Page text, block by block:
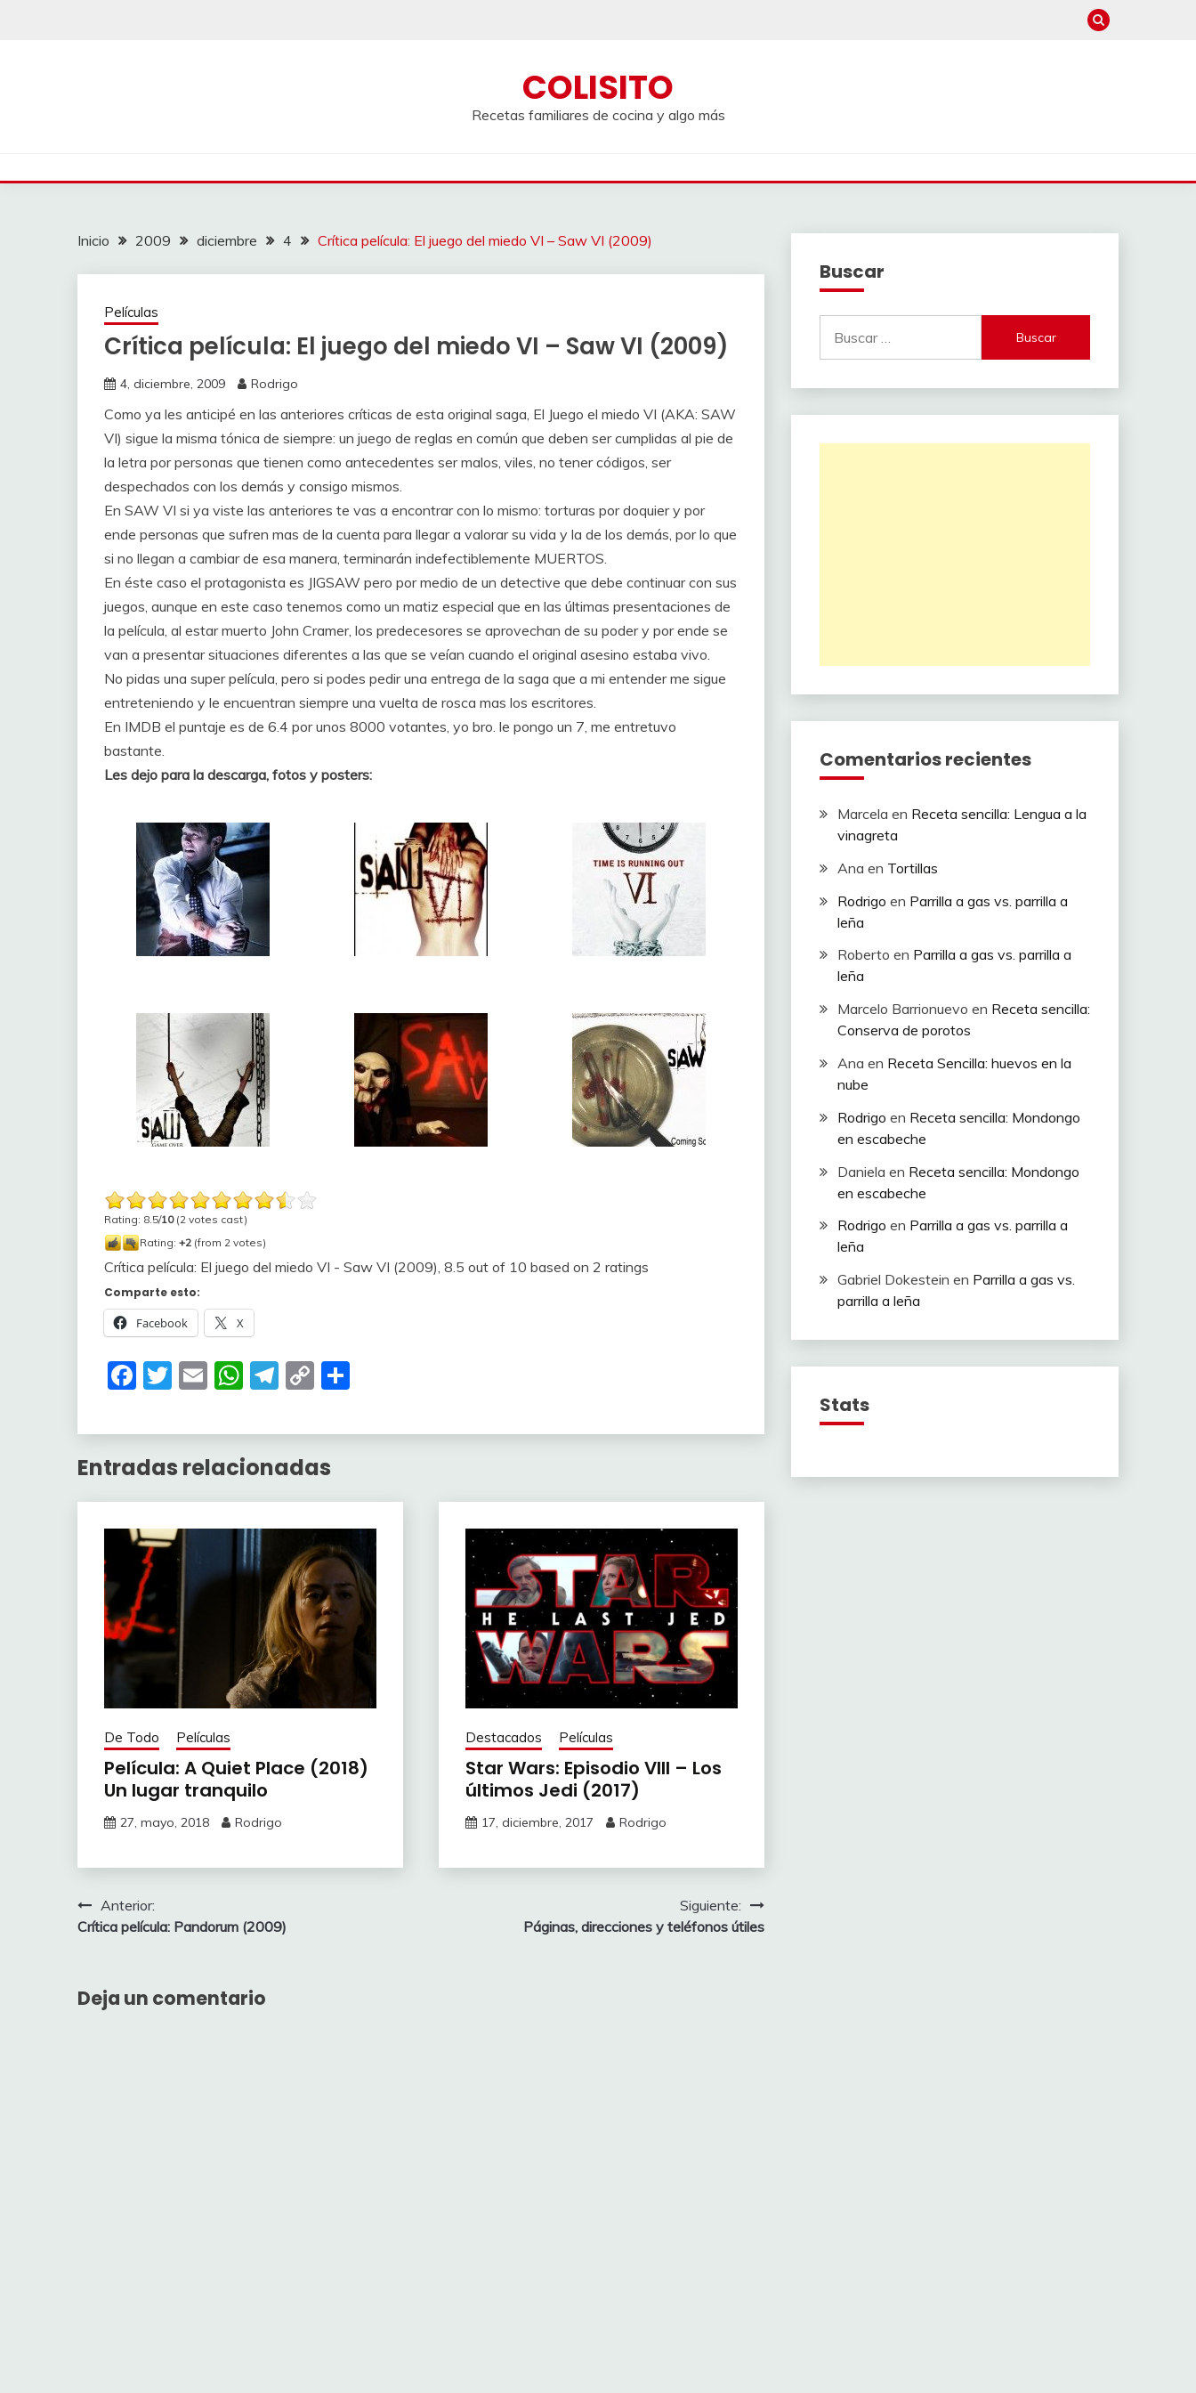
COLISITO
Recetas familiares de cocina y algo más
Inicio 2009 diciembre 4 Crítica película: El juego del miedo VI – Saw VI (2009)
Películas
Crítica película: El juego del miedo VI – Saw VI (2009)
4, diciembre, 2009 Rodrigo
Como ya les anticipé en las anteriores críticas de esta original saga, El Juego el miedo VI (AKA: SAW
VI) sigue la misma tónica de siempre: un juego de reglas en común que deben ser cumplidas al pie de
la letra por personas que tienen como antecedentes ser malos, viles, no tener códigos, ser
despechados con los demás y consigo mismos.
En SAW VI si ya viste las anteriores te vas a encontrar con lo mismo: torturas por doquier y por
ende personas que sufren mas de la cuenta para llegar a valorar su vida y la de los demás, por lo que
si no llegan a cambiar de esa manera, terminarán indefectiblemente MUERTOS.
En éste caso el protagonista es JIGSAW pero por medio de un detective que debe continuar con sus
juegos, aunque en este caso tenemos como un matiz especial que en las últimas presentaciones de
la película, al estar muerto John Cramer, los predecesores se aprovechan de su poder y por ende se
van a presentar situaciones diferentes a las que se veían cuando el original asesino estaba vivo.
No pidas una super película, pero si podes pedir una entrega de la saga que a mi entender me sigue
entreteniendo y le encuentran siempre una vuelta de rosca mas los escritores.
En IMDB el puntaje es de 6.4 por unos 8000 votantes, yo bro. le pongo un 7, me entretuvo
bastante.
Les dejo para la descarga, fotos y posters:
Rating: 8.5/10(2 votes cast)
Rating: +2 (from 2 votes)
Crítica película: El juego del miedo VI - Saw VI (2009), 8.5 out of 10 based on 2 ratings
Comparte esto:
Facebook X
Facebook
Twitter
EmailWhatsApp
Telegram
Copy
Entradas relacionadas
De Todo Películas
Película: A Quiet Place (2018)
Un lugar tranquilo
27, mayo, 2018 Rodrigo
Destacados Películas
Star Wars: Episodio VIII – Los
últimos Jedi (2017)
17, diciembre, 2017 Rodrigo
Navegación
de
Anterior:
Crítica película: Pandorum (2009)
Siguiente:
Páginas, direcciones y teléfonos útiles
Deja un comentario
Buscar
Comentarios recientes
Marcela en Receta sencilla: Lengua a la
vinagreta
Ana en Tortillas
Rodrigo en Parrilla a gas vs. parrilla a
leña
Roberto en Parrilla a gas vs. parrilla a
leña
Marcelo Barrionuevo en Receta sencilla:
Conserva de porotos
Ana en Receta Sencilla: huevos en la
nube
Rodrigo en Receta sencilla: Mondongo
en escabeche
Daniela en Receta sencilla: Mondongo
en escabeche
Rodrigo en Parrilla a gas vs. parrilla a
leña
Gabriel Dokestein en Parrilla a gas vs.
parrilla a leña
Stats